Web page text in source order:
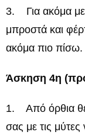
3. Για ακόμα
μπροστά και
ακόμα πιο πίσω.
Άσκηση 4η
1. Από όρθια
σας με τις